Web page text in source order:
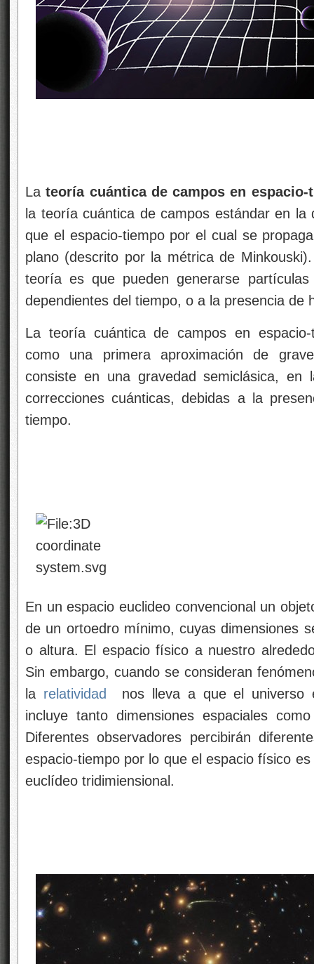
Lateoría cuántica de campos en espacio-
la teoría cuántica de campos estándar en
que el espacio-tiempo por el cual se
plano (descrito por la métrica de
teoría es que pueden generarse
dependientes del tiempo, o a la presencia de
La teoría cuántica de campos en
como una primera aproximación de
consiste en una gravedad semiclásica,
correcciones cuánticas, debidas a la
tiempo.
En un espacio euclideo convencional un
de un ortoedro mínimo, cuyas dimensiones
o altura. El espacio físico a nuestro
Sin embargo, cuando se consideran
la relatividad
nos lleva a que el universo
incluye tanto dimensiones espaciales
Diferentes observadores percibirán
espacio-tiempo por lo que el espacio físico
euclídeo tridimiensional.